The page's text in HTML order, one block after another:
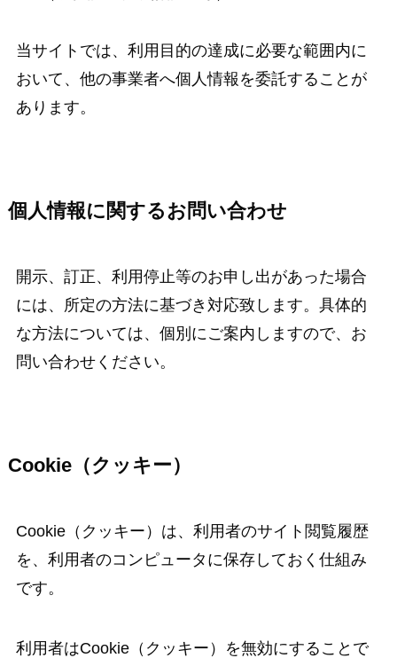
当サイトでは、利用目的の達成に必要な範囲内に
おいて、他の事業者へ個人情報を委託することが
あります。
個人情報に関するお問い合わせ
開示、訂正、利用停止等のお申し出があった場合
には、所定の方法に基づき対応致します。具体的
な方法については、個別にご案内しますので、お
問い合わせください。
Cookie（クッキー）
Cookie（クッキー）は、利用者のサイト閲覧履歴
を、利用者のコンピュータに保存しておく仕組み
です。
利用者はCookie（クッキー）を無効にすることで